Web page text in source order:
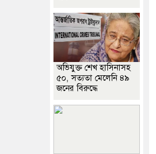
অভিযুক্ত শেখ হাসিনাসহ
৫০, সত্যতা মেলেনি ৪৯
জনের বিরুদ্ধে